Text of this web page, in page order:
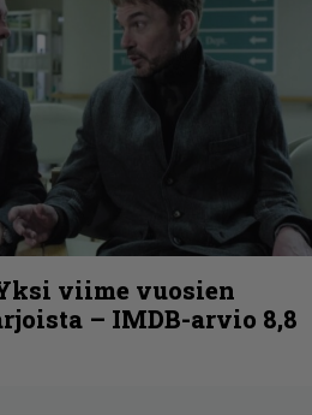
viime vuosien
– IMDB-arvio 8,8